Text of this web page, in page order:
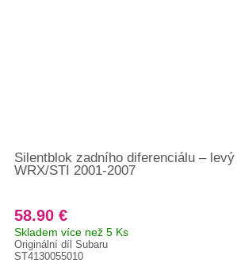
Silentblok zadního diferenciálu –
WRX/STI 2001-2007
58.90 €
Skladem více než 5 Ks
Originální díl Subaru
ST4130055010